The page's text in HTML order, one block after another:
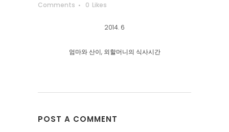
Comments
0 Likes
2014. 6
엄마와 산이, 외할머니의 식사시간
POST A COMMENT